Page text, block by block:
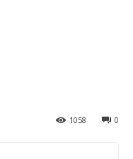
0
1058